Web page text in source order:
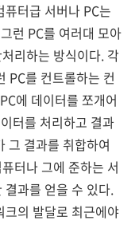
터급 서버나 PC는
런 PC를 여러대 모아
리하는 방식이다. 각
PC를 컨트롤하는 컨
에 데이터를 쪼개어
터를 처리하고 결과
그 결과를 취합하여
터나 그에 준하는 서
과를 얻을 수 있다.
크의 발달로 최근에야